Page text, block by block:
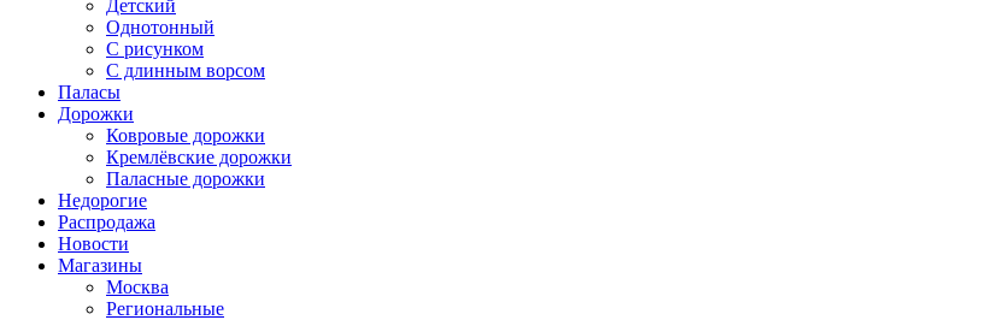
Детский
Однотонный
С рисунком
С длинным ворсом
Паласы
Дорожки
Ковровые дорожки
Кремлёвские дорожки
Паласные дорожки
Недорогие
Распродажа
Новости
Магазины
Москва
Региональные